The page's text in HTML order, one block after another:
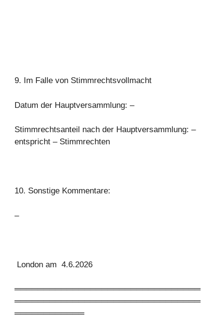
9. Im Falle von Stimmrechtsvollmacht
Datum der Hauptversammlung: –
Stimmrechtsanteil nach der Hauptversammlung: –
entspricht – Stimmrechten
10. Sonstige Kommentare:
–
London am 4.6.2026
════════════════════════════════
════════════════════════════════
════════════